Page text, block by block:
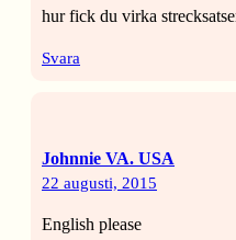
hur fick du virka
Svara
Johnnie VA. USA
22 augusti, 2015
English please